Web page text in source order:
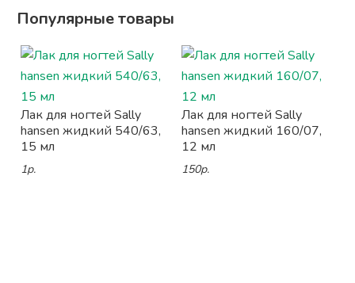
Популярные товары
Лак для ногтей Sally
hansen жидкий 540/63,
15 мл
1р.
Лак для ногтей Sally
hansen жидкий 160/07,
12 мл
150р.